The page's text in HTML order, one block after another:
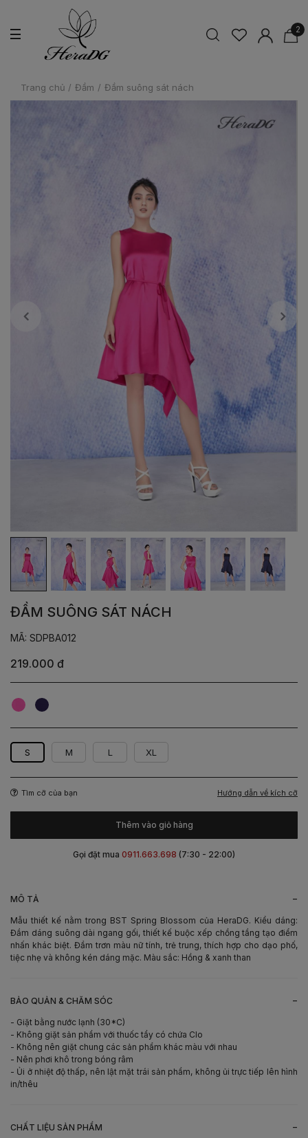
2
Trang chủ / Đầm / Đầm suông sát nách
MÔ TẢ -
Mẫu thiết kế nằm trong BST Spring Blossom của HeraDG. Kiểu dáng:
Đầm dáng suông dài ngang gối, thiết kế buộc xếp chồng tầng tạo điểm
nhấn khác biệt. Đầm trơn màu nữ tính, trẻ trung, thích hợp cho dạo phố,
tiệc nhẹ và không kén dáng mặc. Màu sắc: Hồng & xanh than
BẢO QUẢN & CHĂM SÓC -
- Giặt bằng nước lạnh (30*C)
- Không giặt sản phẩm với thuốc tẩy có chứa Clo
- Không nên giặt chung các sản phẩm khác màu với nhau
- Nên phơi khô trong bóng râm
- Ủi ở nhiệt độ thấp, nên lật mặt trái sản phẩm, không ủi trực tiếp lên hình
in/thêu
CHẤT LIỆU SẢN PHẨM -
ĐẦM SUÔNG SÁT NÁCH
MÃ: SDPBA012
219.000 đ
HồngTím
S M L XL
Tìm cỡ của bạn Hướng dẫn về kích cỡ
Thêm vào giỏ hàng
Gọi đặt mua 0911.663.698 (7:30 - 22:00)